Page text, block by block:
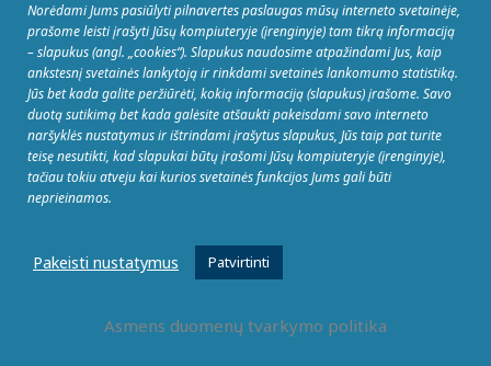
Ieškoti:
Norėdami Jums pasiūlyti pilnavertes paslaugas mūsų interneto svetainėje,
prašome leisti įrašyti Jūsų kompiuteryje (įrenginyje) tam tikrą informaciją
– slapukus (angl. „cookies“). Slapukus naudosime atpažindami Jus, kaip
ankstesnį svetainės lankytoją ir rinkdami svetainės lankomumo statistiką.
Jūs bet kada galite peržiūrėti, kokią informaciją (slapukus) įrašome. Savo
duotą sutikimą bet kada galėsite atšaukti pakeisdami savo interneto
naršyklės nustatymus ir ištrindami įrašytus slapukus, Jūs taip pat turite
teisę nesutikti, kad slapukai būtų įrašomi Jūsų kompiuteryje (įrenginyje),
tačiau tokiu atveju kai kurios svetainės funkcijos Jums gali būti
neprieinamos.
Pakeisti nustatymus Patvirtinti
Asmens duomenų tvarkymo politika